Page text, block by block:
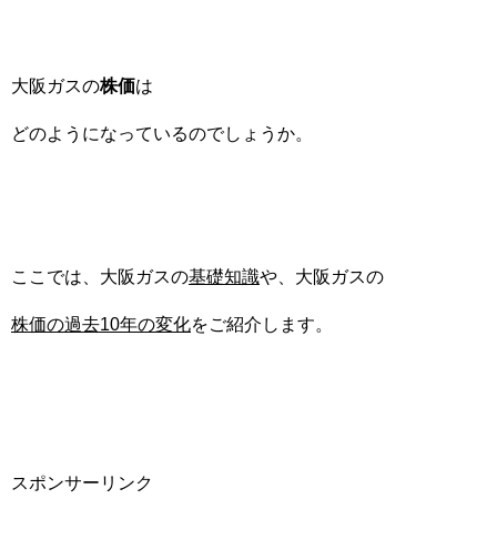
大阪ガスの株価は
どのようになっているのでしょうか。
ここでは、大阪ガスの基礎知識や、大阪ガスの
株価の過去10年の変化をご紹介します。
スポンサーリンク